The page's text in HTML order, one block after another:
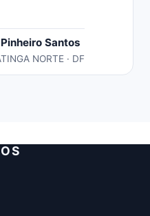
nas minhas horas
o material é bem
separado por
e matérias, recomendo
Santos
NORTE · DF